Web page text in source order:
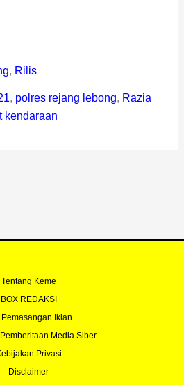
, Rilis
, polres rejang lebong, Razia
kendaraan
Tentang Keme
BOX REDAKSI
Pemasangan Iklan
Media Siber
Privasi
Disclaimer